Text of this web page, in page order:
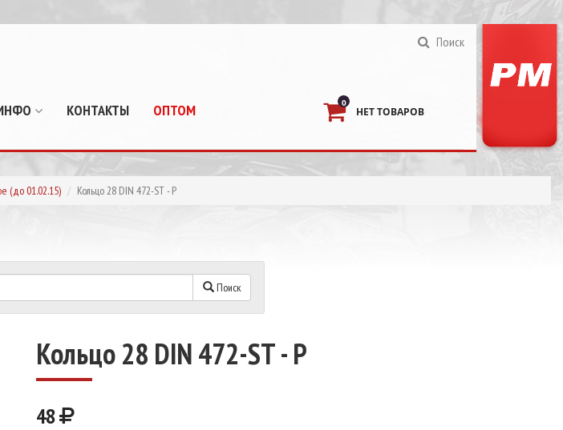
Поиск
КОНТАКТЫ ОПТОМ 0
НЕТ ТОВАРОВ
(до 01.02.15) Кольцо 28 DIN 472-ST - P
Поиск
Кольцо 28 DIN 472-ST - P
48